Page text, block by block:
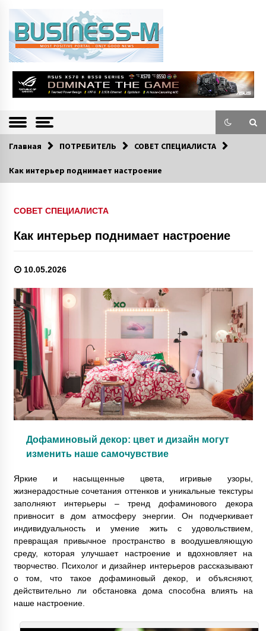
BUSINESS-M
—
Информацио
нно-деловой
Портал
экономической и культурной жизни Эстонии и зарубежных стран.
Главная ПОТРЕБИТЕЛЬ СОВЕТ СПЕЦИАЛИСТА
Как интерьер поднимает настроение
СОВЕТ СПЕЦИАЛИСТА
Как интерьер поднимает настроение
10.05.2026
Дофаминовый декор: цвет и дизайн могут
изменить наше самочувствие
Яркие и насыщенные цвета, игривые узоры,
жизнерадостные сочетания оттенков и уникальные текстуры
заполняют интерьеры – тренд дофаминового декора
привносит в дом атмосферу энергии. Он подчеркивает
индивидуальность и умение жить с удовольствием,
превращая привычное пространство в воодушевляющую
среду, которая улучшает настроение и вдохновляет на
творчество. Психолог и дизайнер интерьеров рассказывают
о том, что такое дофаминовый декор, и объясняют,
действительно ли обстановка дома способна влиять на
наше настроение.